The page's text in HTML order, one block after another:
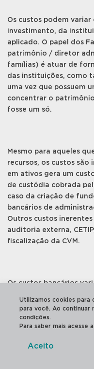
Os custos podem
investimento, da
aplicado. O papel dos
patrimônio / diretor
famílias) é atuar de
das instituições, como
uma vez que possuem
concentrar o
fosse um só.
Mesmo para aqueles
recursos, os custos são
em ativos gera um
de custódia cobrada
caso da criação de
bancários de
Outros custos
auditoria externa,
fiscalização da CVM.
Os custos bancários
investimento. Fundos
por exemplo,
baixos que fundos
investimentos / ativos.
Utilizamos cookies para
para você. Ao continuar
condições.
Para saber mais acesse a
Aceito